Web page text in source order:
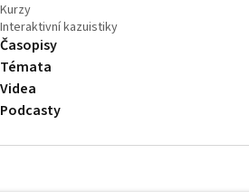
Kurzy
Interaktivní kazuistiky
Časopisy
Témata
Videa
Podcasty